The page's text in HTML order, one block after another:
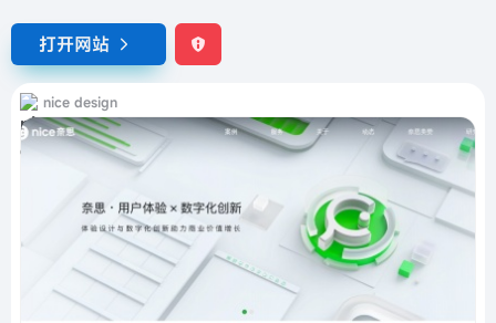
打开网站
nice design